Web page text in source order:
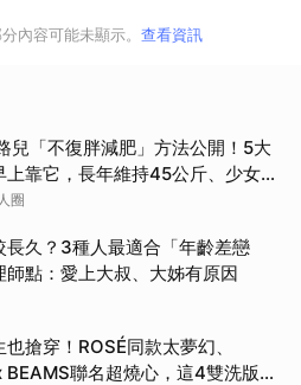
內容可能未顯示。 查看資訊
兒「不復胖減肥」方法公開！5大
上靠它，長年維持45公斤、少女感
圈
長久？3種人最適合「年齡差戀
師點：愛上大叔、大姊有原因
也搶穿！ROSÉ同款太夢幻、
BEAMS聯名超燒心，這4雙洗版社